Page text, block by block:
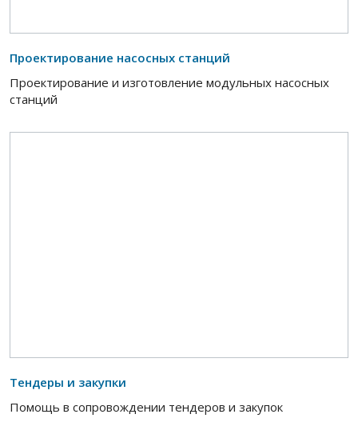
Проектирование насосных станций
Проектирование и изготовление модульных насосных
станций
Тендеры и закупки
Помощь в сопровождении тендеров и закупок